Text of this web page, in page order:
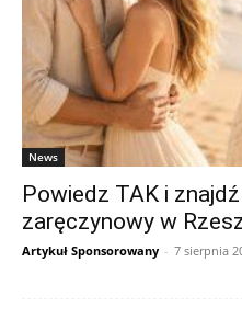
News
Powiedz TAK i
zaręczynowy w
Artykuł Sponsorowany - 7 sierpnia